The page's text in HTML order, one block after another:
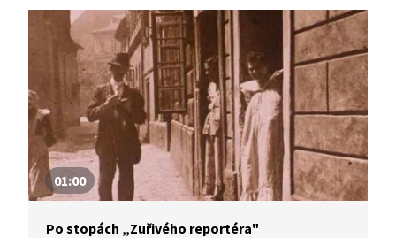
01:00
Po stopách „Zuřivého reportéra"